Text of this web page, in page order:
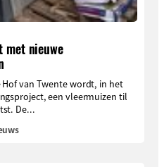
met nieuwe
van Twente wordt, in het
een vleermuizen til
De...